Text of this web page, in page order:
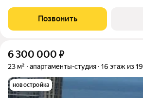
Площадь: 22,59 кв. м Ремонт: Предчистовая отделка (White
Box). Что это дает: Готовые стяжка пола и
Позвонить
6 300 000 ₽
23 м² апартаменты-студия 16 этаж из 19
новостройка